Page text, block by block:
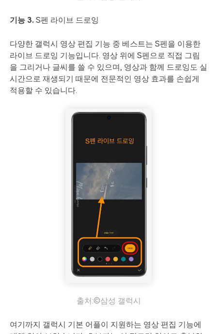
기능 3. S펜 라이브 드로잉
다양한 갤럭시 영상 편집 기능 중 베스트는 S펜을 이용한
라이브 드로잉 기능입니다. 영상 위에 S펜으로 직접 그림
을 그리거나 글씨를 쓸 수 있으며, 영상과 함께 드로잉도 실
시간으로 재생되기 때문에 전문적인 영상 효과를 손쉽게
적용할 수 있습니다.
출처:©삼성 갤럭시
여기까지 갤럭시 기본 어플이 지원하는 영상 편집 기능에